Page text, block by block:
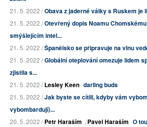
21. 5. 2022 /Obava z jaderné války s Ruskem je
21. 5. 2022 /Otevřený dopis Noamu
smýšlejícím intel...
21. 5. 2022 /Španělsko se připravuje na vlnu
21. 5. 2022 /Globální oteplování omezuje lidem
zjistila s...
21. 5. 2022 /Lesley Keen darling buds
21. 5. 2022 /Jak byste se cítili, kdyby vám
vybombardují)...
20. 5. 2022 /Petr Haraším , Pavel Haraším O